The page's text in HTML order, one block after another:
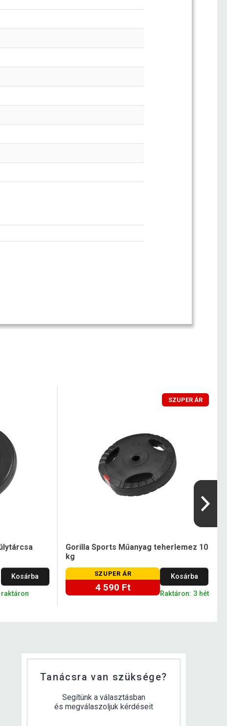
Kosárba
raktáron
SZUPER ÁR
Gorilla Sports Műanyag teherlemez 10
kg
SZUPER ÁR
4 590 Ft
Kosárba
Raktáron: 3 hét
Tanácsra van szüksége?
Segítünk a választásban
és megválaszoljuk kérdéseit